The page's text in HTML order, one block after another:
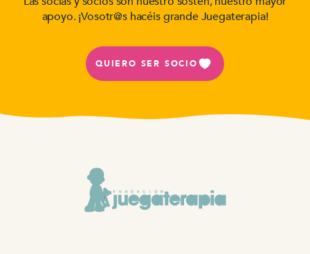
apoyo. ¡Vosotr@s hacéis grande Juegaterapia!
QUIERO SER SOCIO